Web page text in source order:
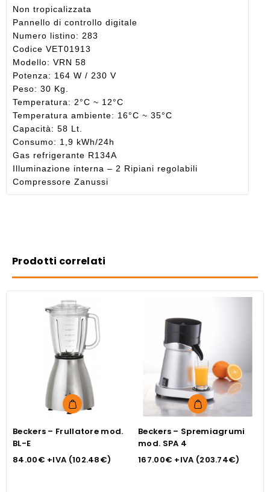
Non tropicalizzata
Pannello di controllo digitale
Numero listino: 283
Codice VET01913
Modello: VRN 58
Potenza: 164 W / 230 V
Peso: 30 Kg.
Temperatura: 2°C ~ 12°C
Temperatura ambiente: 16°C ~ 35°C
Capacità: 58 Lt.
Consumo: 1,9 kWh/24h
Gas refrigerante R134A
Illuminazione interna – 2 Ripiani regolabili
Compressore Zanussi
Prodotti correlati
Beckers – Frullatore mod.
BL-E
84.00€ +IVA (102.48€)
Beckers – Spremiagrumi
mod. SPA 4
167.00€ +IVA (203.74€)